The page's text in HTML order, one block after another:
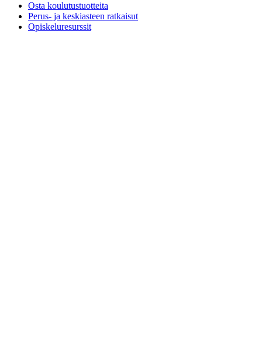
Osta koulutustuotteita
Perus- ja keskiasteen ratkaisut
Opiskeluresurssit